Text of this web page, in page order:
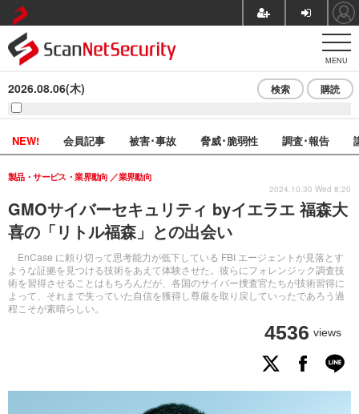
MENU
2026.08.06(木) 検索 購読
NEW! 会員記事 被害･事故 脅威･脆弱性 調査･報告
GMOサイバーセキュリティ byイエラエ 福森大
喜の「リトル福森」との出会い
EnCase に頼り切って思考能力が低下している FBI エージェントが見落とす
ような証拠を見つける技術をあえて体験させた。彼らにフォレンジック調査技
術を習得させることはもちろんだが、各国のサイバー捜査官たちが技術習得に
よって、それまで失っていた自信を獲得し尊厳を取り戻していったであろう過
程こそが素晴らしい。
製品・サービス・業界動向 業界動向
4536 views
2024.10.30 Wed 8:20